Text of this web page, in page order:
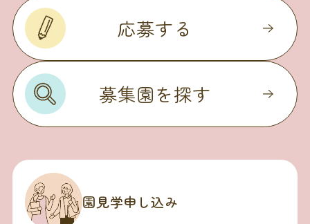
応募する
募集園を探す
園見学申し込み